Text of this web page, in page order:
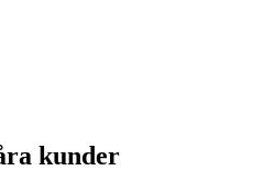
kunder